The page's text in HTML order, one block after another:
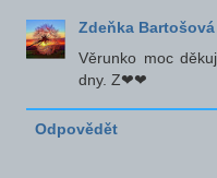
Zdeňka
Věrunko moc
dny. Z❤❤
Odpovědět